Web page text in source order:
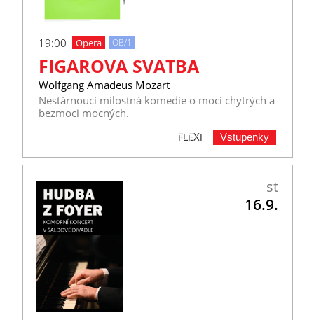
19:00 Opera OB/1
FIGAROVA SVATBA
Wolfgang Amadeus Mozart
Nestárnoucí milostná komedie o moci chytrých a
bezmoci mocných.
Vstupenky
FLEXI
st
16.9.